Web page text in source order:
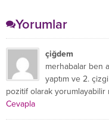
Yorumlar
çiğdem
merhabalar ben
yaptım ve 2.
pozitif olarak yorumlayabilir
Cevapla